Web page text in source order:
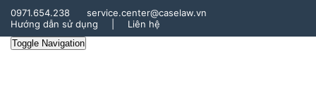
0971.654.238
service.center@caselaw.vn
Hướng dẫn sử dụng
Liên hệ
Toggle Navigation